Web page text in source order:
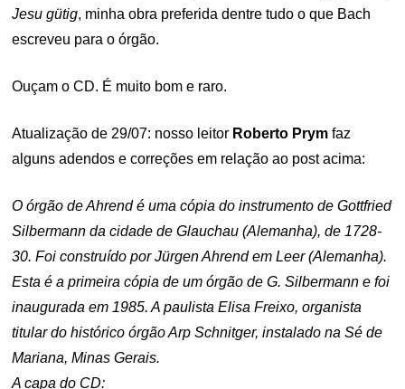
Jesu gütig, minha obra preferida dentre tudo o que Bach
escreveu para o órgão.
Ouçam o CD. É muito bom e raro.
Atualização de 29/07: nosso leitor Roberto Prym faz
alguns adendos e correções em relação ao post acima:
O órgão de Ahrend é uma cópia do instrumento de Gottfried
Silbermann da cidade de Glauchau (Alemanha), de 1728-
30. Foi construído por Jürgen Ahrend em Leer (Alemanha).
Esta é a primeira cópia de um órgão de G. Silbermann e foi
inaugurada em 1985. A paulista Elisa Freixo, organista
titular do histórico órgão Arp Schnitger, instalado na Sé de
Mariana, Minas Gerais.
A capa do CD: